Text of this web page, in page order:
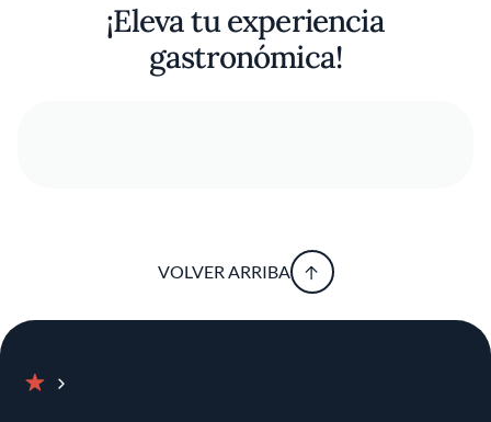
¡Eleva tu experiencia
gastronómica!
VOLVER ARRIBA